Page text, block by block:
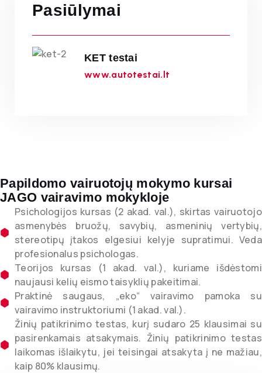
Pasiūlymai
KET testai
www.autotestai.lt
Papildomo vairuotojų mokymo kursai
JAGO vairavimo mokykloje
Psichologijos kursas (2 akad. val.), skirtas vairuotojo
asmenybės bruožų, savybių, asmeninių vertybių,
stereotipų įtakos elgesiui kelyje supratimui. Veda
profesionalus psichologas.
Teorijos kursas (1 akad. val.), kuriame išdėstomi
naujausi kelių eismo taisyklių pakeitimai.
Praktinė saugaus, „eko“ vairavimo pamoka su
vairavimo instruktoriumi (1 akad. val.).
Žinių patikrinimo testas, kurį sudaro 25 klausimai su
pasirenkamais atsakymais. Žinių patikrinimo testas
laikomas išlaikytu, jei teisingai atsakyta į ne mažiau,
kaip 80% klausimų.